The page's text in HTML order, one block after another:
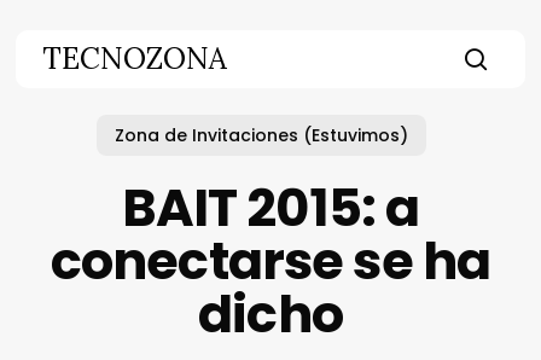
TECNOZONA
Zona de Invitaciones (Estuvimos)
BAIT 2015: a
conectarse se ha
dicho